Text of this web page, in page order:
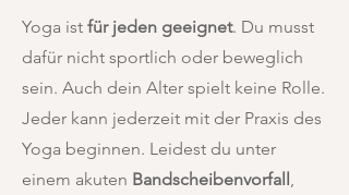
Yoga ist für jeden geeignet. Du musst
dafür nicht sportlich oder beweglich
sein. Auch dein Alter spielt keine Rolle.
Jeder kann jederzeit mit der Praxis des
Yoga beginnen. Leidest du unter
einem akuten Bandscheibenvorfall,